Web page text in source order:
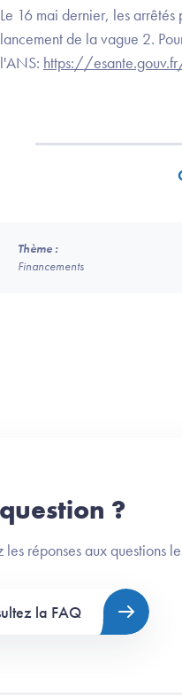
Le 16 mai dernier, les
lancement de la vague 2.
l'ANS: https://
Thème :
Financements
?
les réponses aux questions
la FAQ